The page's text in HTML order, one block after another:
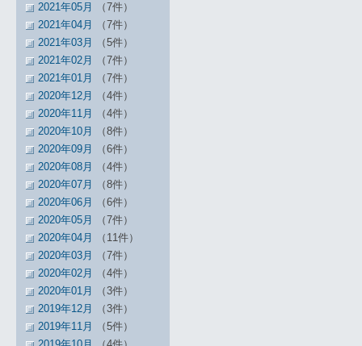
2021年05月
（7件）
2021年04月
（7件）
2021年03月
（5件）
2021年02月
（7件）
2021年01月
（7件）
2020年12月
（4件）
2020年11月
（4件）
2020年10月
（8件）
2020年09月
（6件）
2020年08月
（4件）
2020年07月
（8件）
2020年06月
（6件）
2020年05月
（7件）
2020年04月
（11件）
2020年03月
（7件）
2020年02月
（4件）
2020年01月
（3件）
2019年12月
（3件）
2019年11月
（5件）